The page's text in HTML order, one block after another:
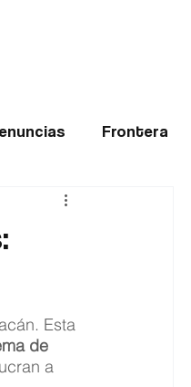
Frontera
Buenas noticias
Esta
de
a